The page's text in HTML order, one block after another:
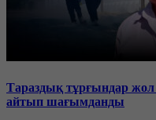
Тараздық тұрғындар
айтып шағымданды